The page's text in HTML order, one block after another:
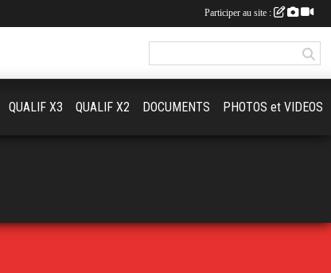
QUALIF X3 QUALIF X2 DOCUMENTS PHOTOS et VIDEOS
Participer au site :